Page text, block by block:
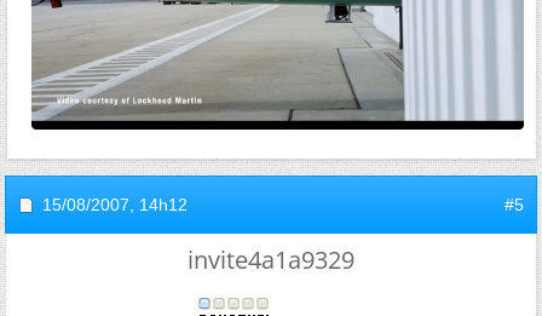
15/08/2007, 14h12 #5
invite4a1a9329